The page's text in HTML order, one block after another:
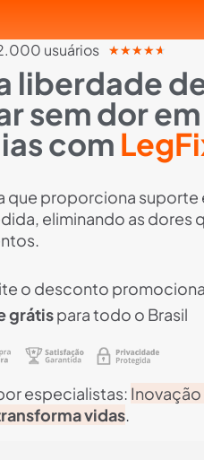
usuários ★★★★★
liberdade
sem dor em
com
que proporciona suporte
eliminando as dores
o desconto
grátispara todo o Brasil
especialistas: Inovação
vidas.